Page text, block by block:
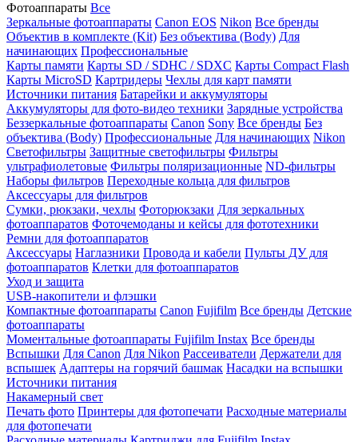
Фотоаппараты Все
Зеркальные фотоаппараты Canon EOS Nikon Все бренды
Объектив в комплекте (Kit) Без объектива (Body) Для
начинающих Профессиональные
Карты памяти Карты SD / SDHC / SDXC Карты Compact Flash
Карты MicroSD Картридеры Чехлы для карт памяти
Источники питания Батарейки и аккумуляторы
Аккумуляторы для фото-видео техники Зарядные устройства
Беззеркальные фотоаппараты Canon Sony Все бренды Без
объектива (Body) Профессиональные Для начинающих Nikon
Светофильтры Защитные светофильтры Фильтры
ультрафиолетовые Фильтры поляризационные ND-фильтры
Наборы фильтров Переходные кольца для фильтров
Аксессуары для фильтров
Сумки, рюкзаки, чехлы Фоторюкзаки Для зеркальных
фотоаппаратов Фоточемоданы и кейсы для фототехники
Ремни для фотоаппаратов
Аксессуары Наглазники Провода и кабели Пульты ДУ для
фотоаппаратов Клетки для фотоаппаратов
Уход и защита
USB-накопители и флэшки
Компактные фотоаппараты Canon Fujifilm Все бренды Детские
фотоаппараты
Моментальные фотоаппараты Fujifilm Instax Все бренды
Вспышки Для Canon Для Nikon Рассеиватели Держатели для
вспышек Адаптеры на горячий башмак Насадки на вспышки
Источники питания
Накамерный свет
Печать фото Принтеры для фотопечати Расходные материалы
для фотопечати